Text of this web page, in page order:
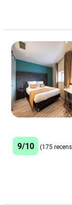
9/10 (175